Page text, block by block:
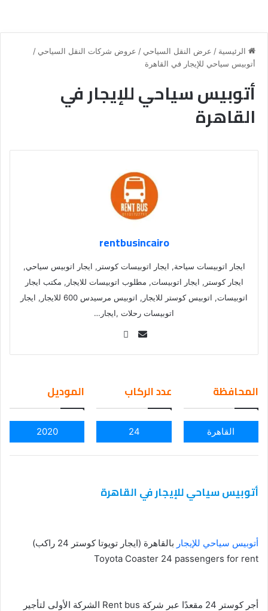
الرئيسية / عرض النقل السياحي / عروض شركات النقل السياحي /
أتوبيس سياحي للإيجار في القاهرة
أتوبيس سياحي للإيجار في
القاهرة
rentbusincairo
ايجار اتوبيسات سياحة, ايجار اتوبيسات كوستر, ايجار اتوبيس سياحي,
ايجار كوستر, ايجار اتوبيسات, مطلوب اتوبيسات للايجار, مكتب ايجار
اتوبيسات, اتوبيس كوستر للايجار, اتوبيس مرسيدس 600 للايجار, ايجار
اتوبيسات رحلات ,ايجار…
Se
ail
المحافظة
القاهرة
عدد الركاب
24
الموديل
2020
أتوبيس سياحي للإيجار في القاهرة
أتوبيس سياحي للإيجار
بالقاهرة (ايجار تويوتا كوستر 24 راكب)
Toyota Coaster 24 passengers for rent
أجر كوستر 24 مقعدًا عبر شركة Rent bus الشركة الأولى لتأجير